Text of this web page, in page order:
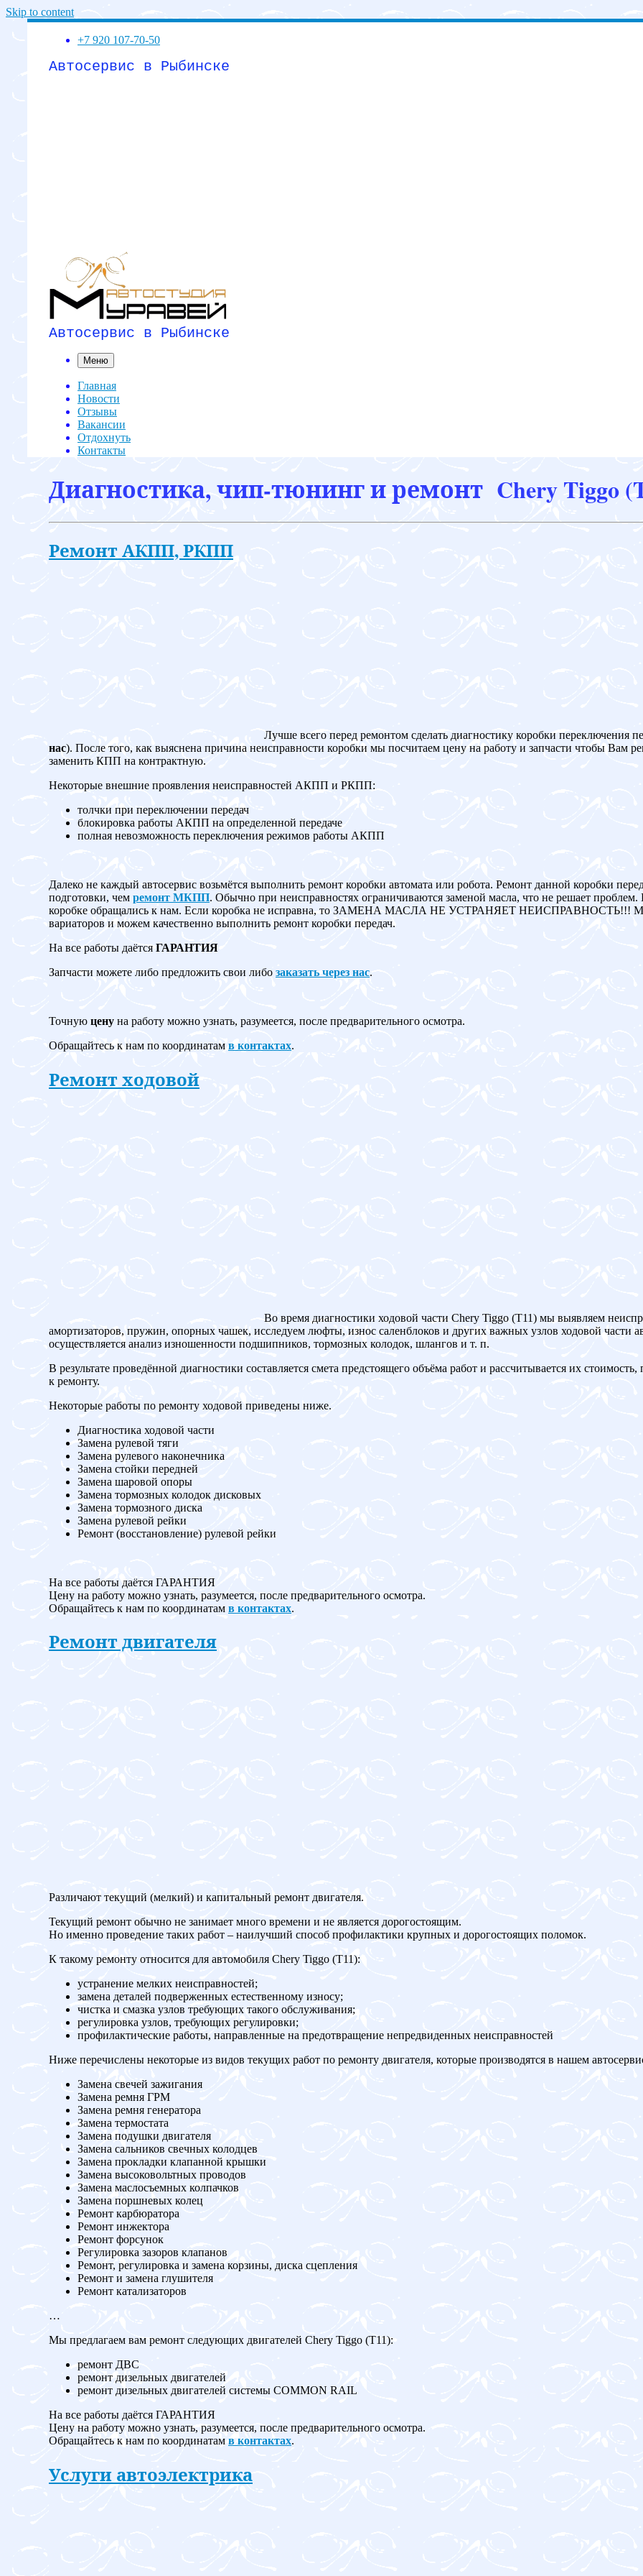
Skip to content
+7 920 107-70-50
Автосервис в Рыбинске
Автосервис в Рыбинске
Меню
Главная
Новости
Отзывы
Вакансии
Отдохнуть
Контакты
Диагностика, чип-тюнинг и ремонт Chery Tiggo
Ремонт АКПП, РКПП
Лучше всего перед ремонтом сделать диагностику коробки переключения
нас). После того, как выяснена причина неисправности коробки мы посчитаем цену на работу и запчасти чтобы Вам
заменить КПП на контрактную.
Некоторые внешние проявления неисправностей АКПП и РКПП:
толчки при переключении передач
блокировка работы АКПП на определенной передаче
полная невозможность переключения режимов работы АКПП
Далеко не каждый автосервис возьмётся выполнить ремонт коробки автомата или робота. Ремонт данной коробки
подготовки, чем ремонт МКПП. Обычно при неисправностях ограничиваются заменой масла, что не решает
коробке обращались к нам. Если коробка не исправна, то ЗАМЕНА МАСЛА НЕ УСТРАНЯЕТ НЕИСПРАВНОСТЬ!!!
вариаторов и можем качественно выполнить ремонт коробки передач.
На все работы даётся ГАРАНТИЯ
Запчасти можете либо предложить свои либо заказать через нас.
Точную цену на работу можно узнать, разумеется, после предварительного осмотра.
Обращайтесь к нам по координатам в контактах.
Ремонт ходовой
Во время диагностики ходовой части Chery Tiggo (T11) мы выявляем
амортизаторов, пружин, опорных чашек, исследуем люфты, износ саленблоков и других важных узлов ходовой части
осуществляется анализ изношенности подшипников, тормозных колодок, шлангов и т. п.
В результате проведённой диагностики составляется смета предстоящего объёма работ и рассчитывается их
к ремонту.
Некоторые работы по ремонту ходовой приведены ниже.
Диагностика ходовой части
Замена рулевой тяги
Замена рулевого наконечника
Замена стойки передней
Замена шаровой опоры
Замена тормозных колодок дисковых
Замена тормозного диска
Замена рулевой рейки
Ремонт (восстановление) рулевой рейки
На все работы даётся ГАРАНТИЯ
Цену на работу можно узнать, разумеется, после предварительного осмотра.
Обращайтесь к нам по координатам в контактах.
Ремонт двигателя
Различают текущий (мелкий) и капитальный ремонт двигателя.
Текущий ремонт обычно не занимает много времени и не является дорогостоящим.
Но именно проведение таких работ – наилучший способ профилактики крупных и дорогостоящих поломок.
К такому ремонту относится для автомобиля Chery Tiggo (T11):
устранение мелких неисправностей;
замена деталей подверженных естественному износу;
чистка и смазка узлов требующих такого обслуживания;
регулировка узлов, требующих регулировки;
профилактические работы, направленные на предотвращение непредвиденных неисправностей
Ниже перечислены некоторые из видов текущих работ по ремонту двигателя, которые производятся в нашем
Замена свечей зажигания
Замена ремня ГРМ
Замена ремня генератора
Замена термостата
Замена подушки двигателя
Замена сальников свечных колодцев
Замена прокладки клапанной крышки
Замена высоковольтных проводов
Замена маслосъемных колпачков
Замена поршневых колец
Ремонт карбюратора
Ремонт инжектора
Ремонт форсунок
Регулировка зазоров клапанов
Ремонт, регулировка и замена корзины, диска сцепления
Ремонт и замена глушителя
Ремонт катализаторов
…
Мы предлагаем вам ремонт следующих двигателей Chery Tiggo (T11):
ремонт ДВС
ремонт дизельных двигателей
ремонт дизельных двигателей системы COMMON RAIL
На все работы даётся ГАРАНТИЯ
Цену на работу можно узнать, разумеется, после предварительного осмотра.
Обращайтесь к нам по координатам в контактах.
Услуги автоэлектрика